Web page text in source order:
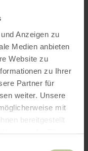
Anzeigen zu
Medien anbieten
Website zu
zu Ihrer
Partner für
weiter. Unsere
mit
bereitgestellt